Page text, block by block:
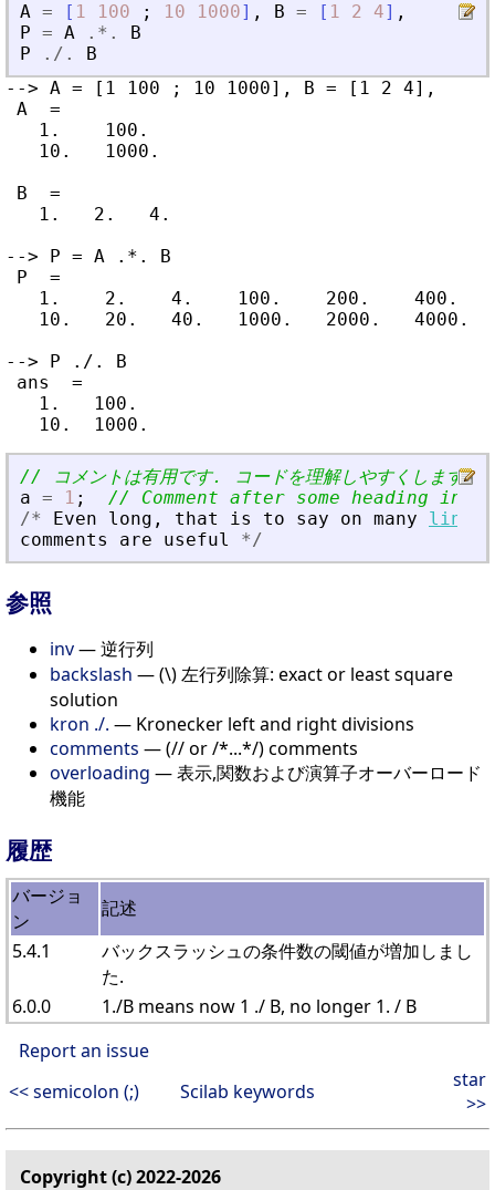
A = [ 1 100 ; 10 1000] , B = [ 1 2 4] ,
P = A .*.
B
P
./.
B
--> A = [1 100 ; 10 1000], B = [1 2 4],
A  =
   1.    100.
   10.   1000.
B  =
   1.   2.   4.
--> P = A .*. B
P  =
   1.    2.    4.    100.    200.    400.
   10.   20.   40.   1000.   2000.   4000.
--> P ./. B
ans  =
   1.   100.
// コメントは有用です. コードを理解しやすくします.
a = 1 ;
// Comment after some heading
/* Even long , that is to say on many lines
comments
are useful */
参照
inv— 逆行列
backslash — (\) 左行列除算: exact or least square
solution
kron ./. — Kronecker left and right divisions
comments — (// or /*...*/) comments
overloading — 表示,関数および演算子オーバーロード
機能
履歴
バージョ
ン
記述
5.4.1
バックスラッシュの条件数の閾値が増加しまし
た.
6.0.0
1./B means now 1 ./ B, no longer 1. / B
Report an issue
<< semicolon (;)
Scilab keywords
star
>>
Copyright (c) 2022-2026